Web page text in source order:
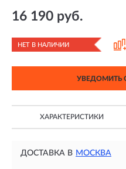
16 190 руб.
НЕТ В НАЛИЧИИ
УВЕДОМИТЬ
ХАРАКТЕРИСТИКИ
ДОСТАВКА В МОСКВА